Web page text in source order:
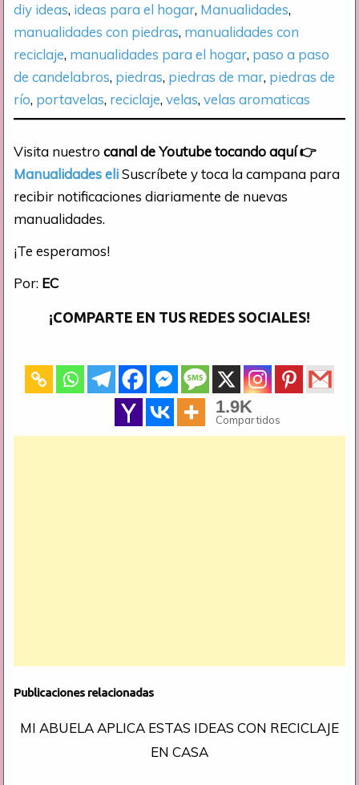
diy ideas, ideas para el hogar, Manualidades
manualidades con piedras, manualidades con
reciclaje, manualidades para el hogar, paso a paso
de candelabros, piedras, piedras de mar, piedras de
río, portavelas, reciclaje, velas, velas aromaticas
Visita nuestrocanal de Youtube tocando aquí👉
Manualidades eliSuscríbete y toca la campana para
recibir notificaciones diariamente de nuevas
manualidades.
¡Te esperamos!
Por: EC
¡COMPARTE EN TUS REDES SOCIALES!
1.9K
Compartidos
Publicaciones relacionadas
MI ABUELA APLICA ESTAS IDEAS CON RECICLAJE
EN CASA